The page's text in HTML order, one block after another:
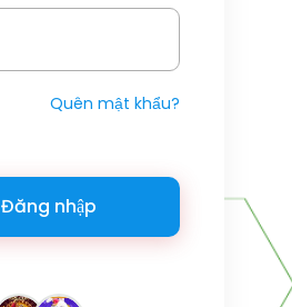
Quên mật khẩu?
Đăng nhập